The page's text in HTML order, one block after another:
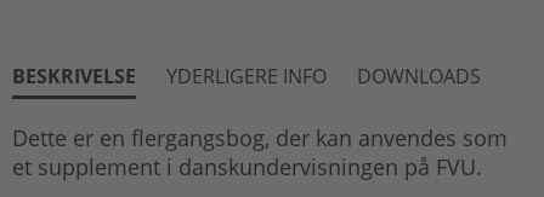
BESKRIVELSE YDERLIGERE INFO DOWNLOADS
Dette er en flergangsbog, der kan anvendes som
et supplement i danskundervisningen på FVU.